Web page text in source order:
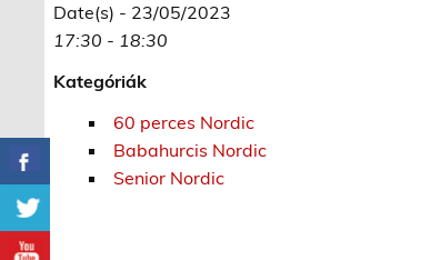
Date(s) - 23/05/2023
17:30 - 18:30
Kategóriák
60 perces Nordic
Babahurcis Nordic
Senior Nordic